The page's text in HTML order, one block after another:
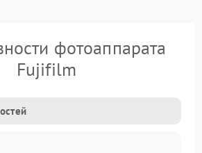
фотоаппарата
Fujifilm